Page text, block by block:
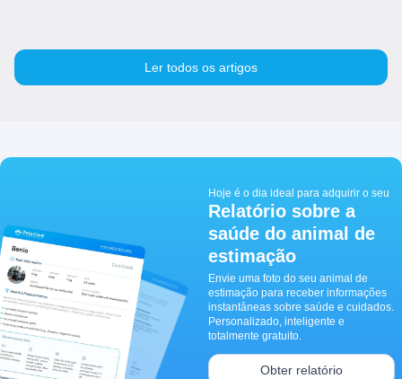
Ler todos os artigos
Hoje é o dia ideal para adquirir o seu
Relatório sobre a
saúde do animal de
estimação
Envie uma foto do seu animal de
estimação para receber informações
instantâneas sobre saúde e cuidados.
Personalizado, inteligente e
totalmente gratuito.
Obter relatório